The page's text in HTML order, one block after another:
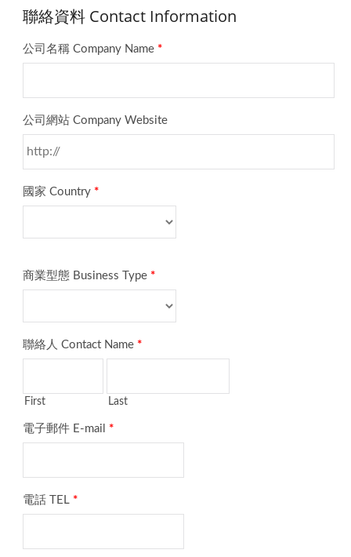
聯絡資料 Contact Information
公司名稱 Company Name *
公司網站 Company Website
國家 Country *
商業型態 Business Type *
聯絡人 Contact Name *
First Last
電子郵件 E-mail *
電話 TEL *